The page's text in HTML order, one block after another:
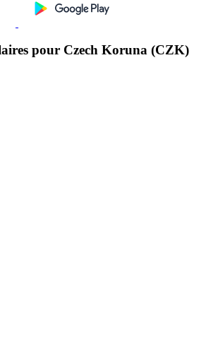
pour Czech Koruna (CZK)